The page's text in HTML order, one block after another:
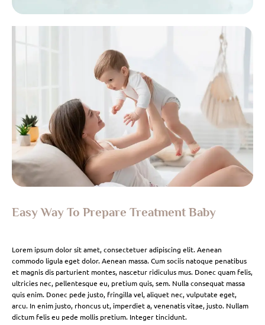
Easy Way To Prepare Treatment Baby
Lorem ipsum dolor sit amet, consectetuer adipiscing elit. Aenean
commodo ligula eget dolor. Aenean massa. Cum sociis natoque penatibus
et magnis dis parturient montes, nascetur ridiculus mus. Donec quam felis,
ultricies nec, pellentesque eu, pretium quis, sem. Nulla consequat massa
quis enim. Donec pede justo, fringilla vel, aliquet nec, vulputate eget,
arcu. In enim justo, rhoncus ut, imperdiet a, venenatis vitae, justo. Nullam
dictum felis eu pede mollis pretium. Integer tincidunt.